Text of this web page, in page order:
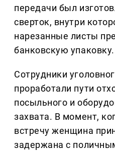
передачи был
сверток, внутри
нарезанные листы
банковскую упаковку.
Сотрудники
проработали пути
посыльного и
захвата. В момент,
встречу женщина
задержана с